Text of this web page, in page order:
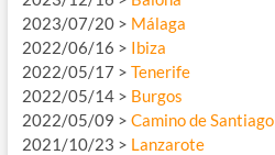
2023/07/20 > Málaga
2022/06/16 > Ibiza
2022/05/17 > Tenerife
2022/05/14 > Burgos
2022/05/09 > Camino de Santiago
2021/10/23 > Lanzarote